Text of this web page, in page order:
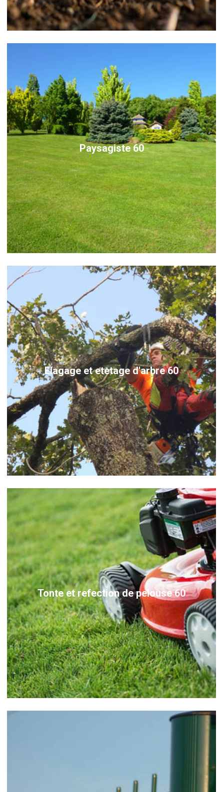
Paysagiste 60
Elagage et etetage d'arbre 60
Tonte et refection de pelouse 60